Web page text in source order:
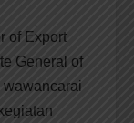
of Export
General of
wawancarai